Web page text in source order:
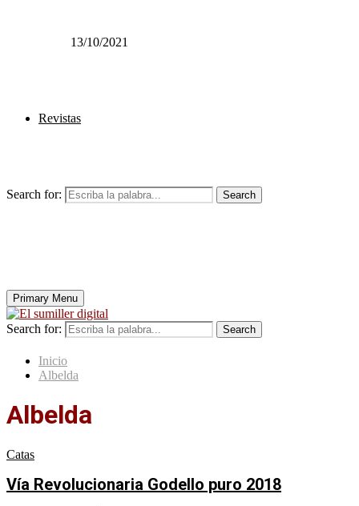
13/10/2021
Revistas
Search for: Search
Primary Menu
Search for: Search
Inicio
Albelda
Albelda
Catas
Vía Revolucionaria Godello puro 2018